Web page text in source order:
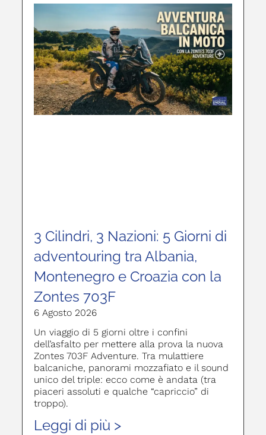
3 Cilindri, 3 Nazioni: 5 Giorni di
adventouring tra Albania,
Montenegro e Croazia con la
Zontes 703F
6 Agosto 2026
Un viaggio di 5 giorni oltre i confini
dell’asfalto per mettere alla prova la nuova
Zontes 703F Adventure. Tra mulattiere
balcaniche, panorami mozzafiato e il sound
unico del triple: ecco come è andata (tra
piaceri assoluti e qualche “capriccio” di
troppo).
Leggi di più >